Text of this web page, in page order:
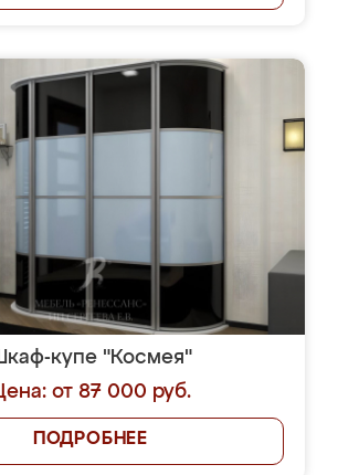
купе "Космея"
от 87 000 руб.
ПОДРОБНЕЕ